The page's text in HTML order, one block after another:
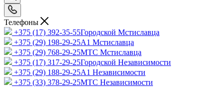
Телефоны
+375 (17) 392-35-55Городской Мстиславца
+375 (29) 198-29-25A1 Мстиславца
+375 (29) 768-29-25МТС Мстиславца
+375 (17) 317-29-25Городской Независимости
+375 (29) 188-29-25A1 Независимости
+375 (33) 378-29-25МТС Независимости